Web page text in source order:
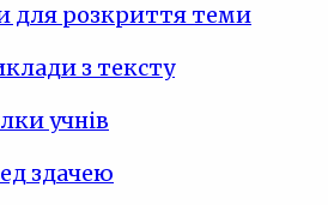
для розкриття теми
з тексту
учнів
здачею